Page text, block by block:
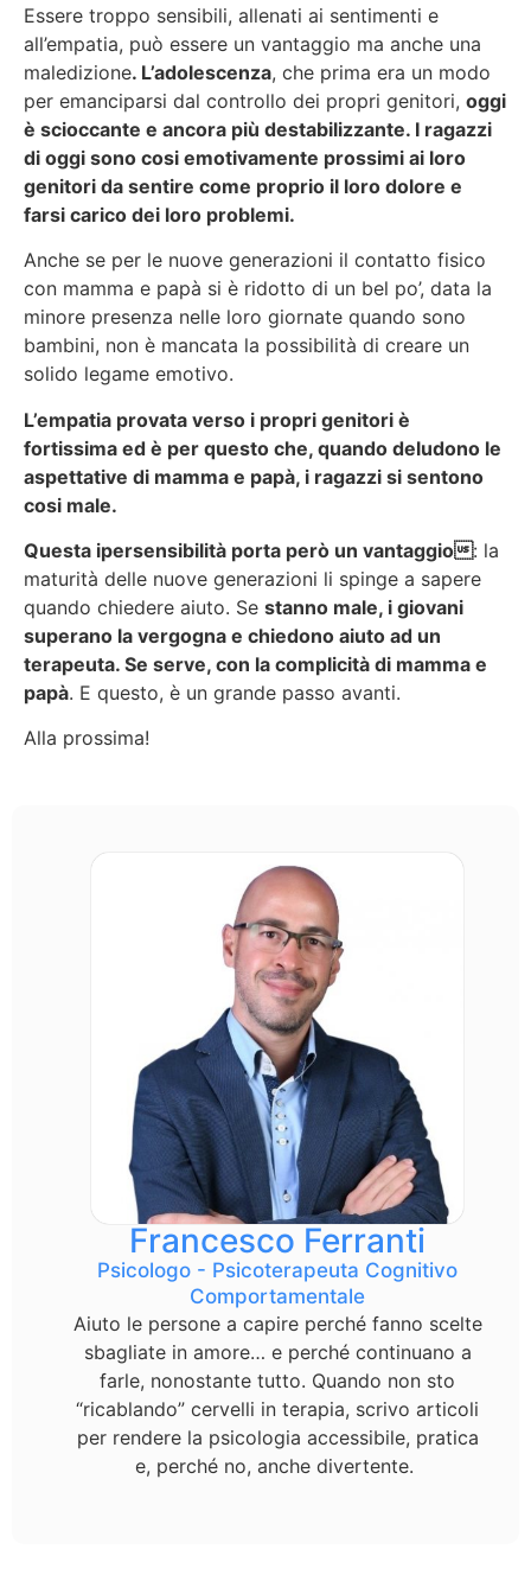
Essere troppo sensibili, allenati ai sentimenti e
all’empatia, può essere un vantaggio ma anche una
maledizione. L’adolescenza, che prima era un modo
per emanciparsi dal controllo dei propri genitori, oggi
è scioccante e ancora più destabilizzante. I ragazzi
di oggi sono cosi emotivamente prossimi ai loro
genitori da sentire come proprio il loro dolore e
farsi carico dei loro problemi.
Anche se per le nuove generazioni il contatto fisico
con mamma e papà si è ridotto di un bel po’, data la
minore presenza nelle loro giornate quando sono
bambini, non è mancata la possibilità di creare un
solido legame emotivo.
L’empatia provata verso i propri genitori è
fortissima ed è per questo che, quando deludono le
aspettative di mamma e papà, i ragazzi si sentono
cosi male.
Questa ipersensibilità porta però un vantaggio : la
maturità delle nuove generazioni li spinge a sapere
quando chiedere aiuto. Se stanno male, i giovani
superano la vergogna e chiedono aiuto ad un
terapeuta. Se serve, con la complicità di mamma e
papà. E questo, è un grande passo avanti.
Alla prossima!
Francesco Ferranti
Psicologo - Psicoterapeuta Cognitivo
Comportamentale
Aiuto le persone a capire perché fanno scelte
sbagliate in amore… e perché continuano a
farle, nonostante tutto. Quando non sto
“ricablando” cervelli in terapia, scrivo articoli
per rendere la psicologia accessibile, pratica
e, perché no, anche divertente.